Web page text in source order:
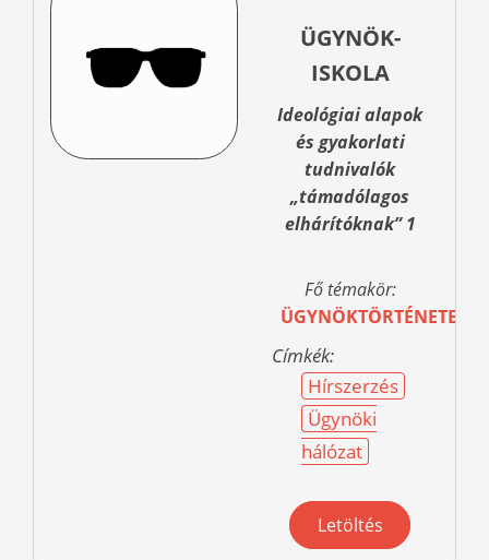
ÜGYNÖK-
ISKOLA
Ideológiai alapok
és gyakorlati
tudnivalók
„támadólagos
elhárítóknak” 1
Fő témakör:
ÜGYNÖKTÖRTÉNETEK
Címkék:
Hírszerzés
Ügynöki
hálózat
Letöltés